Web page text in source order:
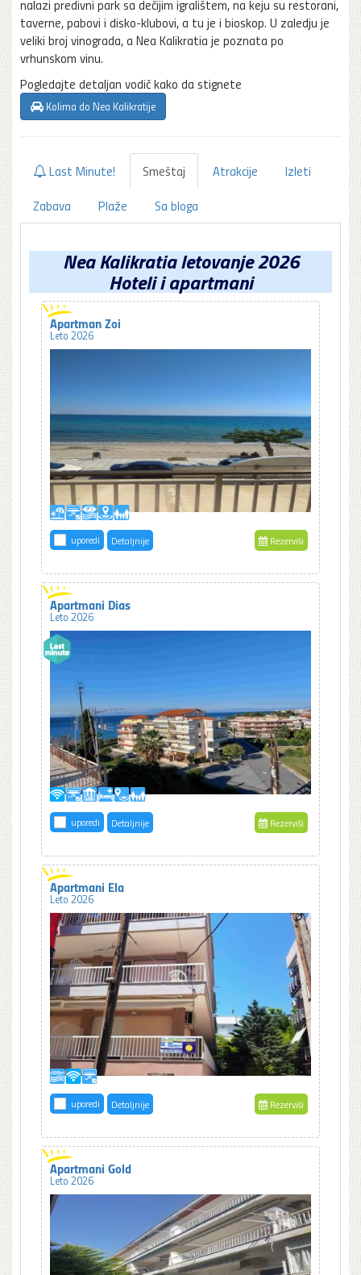
nalazi predivni park sa dečijim igralištem, na keju su restorani,
taverne, pabovi i disko-klubovi, a tu je i bioskop. U zaledju je
veliki broj vinograda, a Nea Kalikratia je poznata po
vrhunskom vinu.
Pogledajte detaljan vodič kako da stignete
Kolima do Nea Kalikratije
Last Minute! Smeštaj Atrakcije
Izleti
Zabava
Plaže Sa bloga
Nea Kalikratia letovanje 2026
Hoteli i apartmani
Apartman Zoi
Leto 2026
uporedi Detaljnije Rezerviši
Apartmani Dias
Leto 2026
uporedi Detaljnije Rezerviši
Apartmani Ela
Leto 2026
uporedi Detaljnije Rezerviši
Apartmani Gold
Leto 2026